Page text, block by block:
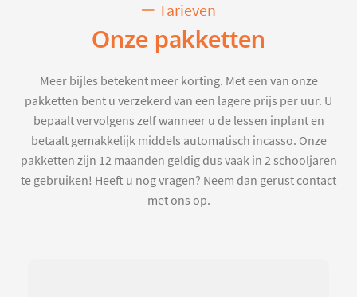
Tarieven
Onze pakketten
Meer bijles betekent meer korting. Met een van onze
pakketten bent u verzekerd van een lagere prijs per uur. U
bepaalt vervolgens zelf wanneer u de lessen inplant en
betaalt gemakkelijk middels automatisch incasso. Onze
pakketten zijn 12 maanden geldig dus vaak in 2 schooljaren
te gebruiken! Heeft u nog vragen? Neem dan gerust contact
met ons op.